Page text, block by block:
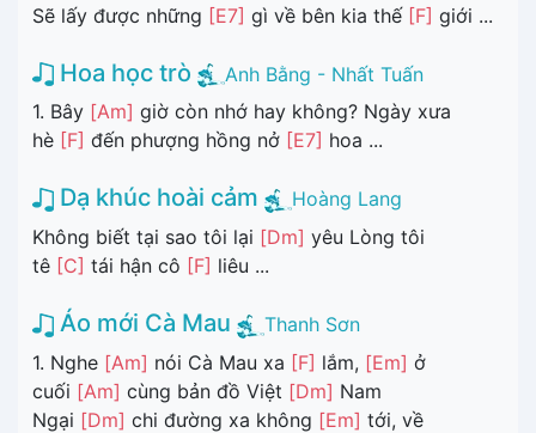
Sẽ lấy được những [E7] gì về bên kia thế [F] giới ...
Hoa học trò
Anh Bằng - Nhất Tuấn
1. Bây [Am] giờ còn nhớ hay không? Ngày xưa
hè [F] đến phượng hồng nở [E7] hoa ...
Dạ khúc hoài cảm
Hoàng Lang
Không biết tại sao tôi lại [Dm] yêu Lòng tôi
tê [C] tái hận cô [F] liêu ...
Áo mới Cà Mau
Thanh Sơn
1. Nghe [Am] nói Cà Mau xa [F] lắm, [Em] ở
cuối [Am] cùng bản đồ Việt [Dm] Nam
Ngại [Dm] chi đường xa không [Em] tới, về